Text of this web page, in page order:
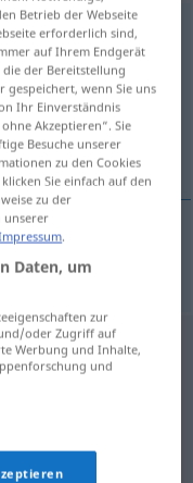
antippen)
Betrieb der Webseite
erforderlich sind,
auf Ihrem Endgerät
der Bereitstellung
wenn Sie uns
Ihr Einverständnis
Akzeptieren“. Sie
Besuche unserer
zu den Cookies
Sie einfach auf den
zu der
unserer
.
Daten, um
zur
oder Zugriff auf
Werbung und Inhalte,
und